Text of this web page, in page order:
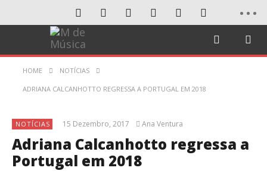
HOME NOTÍCIAS
ADRIANA CALCANHOTTO REGRESSA A PORTUGAL EM 2018
NOTÍCIAS 15 Dezembro, 2017 Ana Ventura
Adriana Calcanhotto regressa a
Portugal em 2018